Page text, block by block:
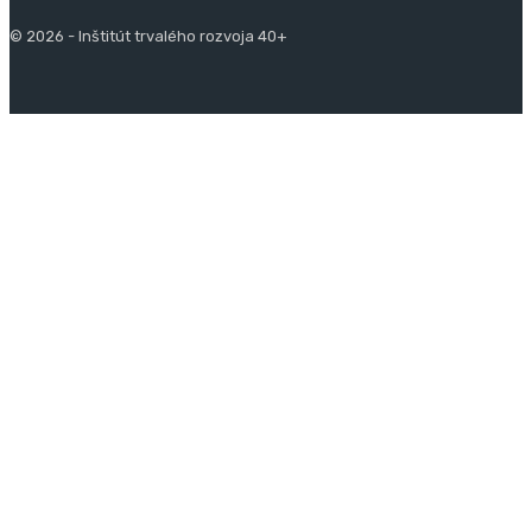
© 2026 - Inštitút trvalého rozvoja 40+